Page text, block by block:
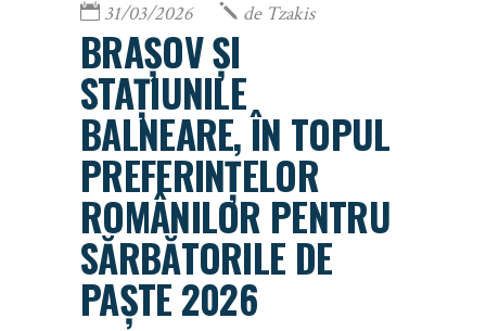
31/03/2026 de Tzakis
BRAȘOV ȘI
STAȚIUNILE
BALNEARE, ÎN TOPUL
PREFERINȚELOR
ROMÂNILOR PENTRU
SĂRBĂTORILE DE
PAȘTE 2026